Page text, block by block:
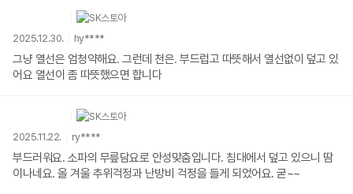
2025.12.30. hy****
그냥 열선은 엄청약해요. 그런데 천은. 부드럽고 따뜻해서 열선없이 덮고 있
어요 열선이 좀 따뜻했으면 합니다
2025.11.22. ry****
부드러워요. 소파의 무릎담요로 안성맞춤입니다. 침대에서 덮고 있으니 땀
이나네요. 올 겨울 추위걱정과 난방비 걱정을 들게 되었어요. 굳~~